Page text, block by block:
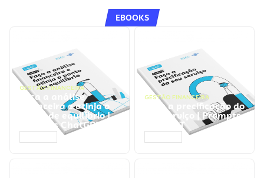
EBOOKS
GESTÃO FINANCEIRA
Faça a análise
financeira e atinja o
ponto de equilíbrio |
Prompts ChatGPT
GESTÃO FINANCEIRA
Faça a precificação do
seu serviço | Prompts
ChatGPT